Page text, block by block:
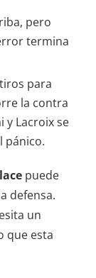
pero
termina
para
la contra
y Lacroix se
pánico.
puede
defensa.
un
que esta